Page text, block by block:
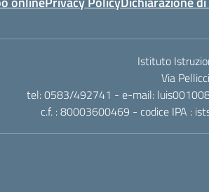
Istituto
Via
tel: 0583/492741 - e-mail:
c.f. : 80003600469 - codice IPA :